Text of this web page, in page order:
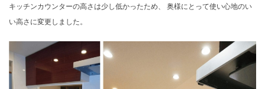
キッチンカウンターの高さは少し低かったため、 奥様にとって使い心地のい
い高さに変更しました。